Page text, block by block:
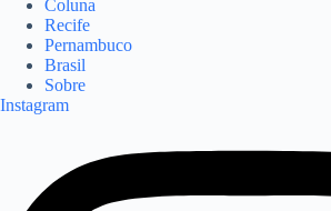
Coluna
Recife
Pernambuco
Brasil
Sobre
Instagram